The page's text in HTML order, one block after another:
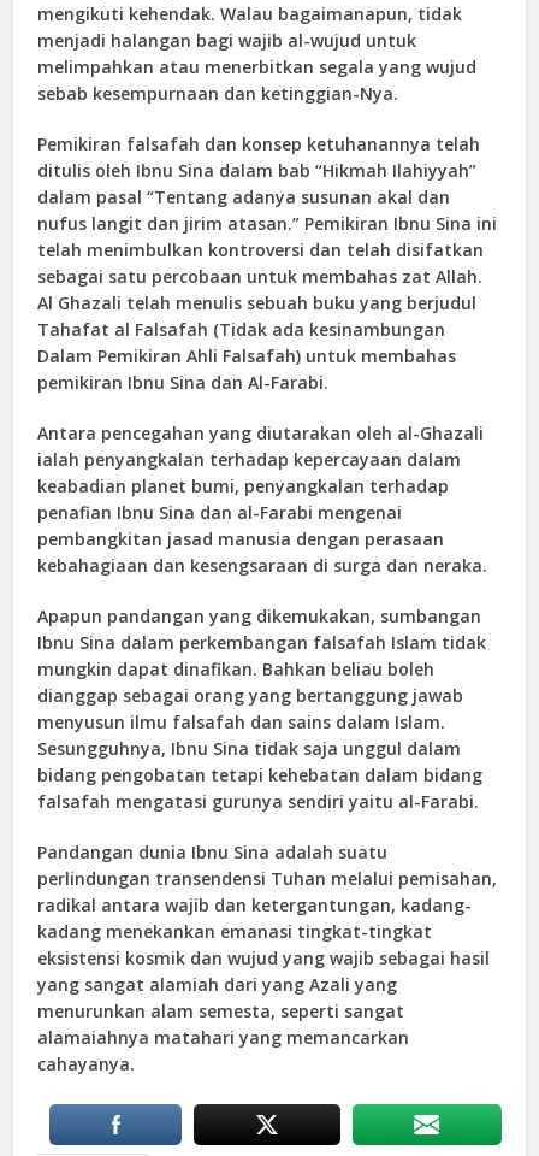
mengikuti kehendak. Walau bagaimanapun, tidak
menjadi halangan bagi wajib al-wujud untuk
melimpahkan atau menerbitkan segala yang wujud
sebab kesempurnaan dan ketinggian-Nya.
Pemikiran falsafah dan konsep ketuhanannya telah
ditulis oleh Ibnu Sina dalam bab “Hikmah Ilahiyyah”
dalam pasal “Tentang adanya susunan akal dan
nufus langit dan jirim atasan.” Pemikiran Ibnu Sina ini
telah menimbulkan kontroversi dan telah disifatkan
sebagai satu percobaan untuk membahas zat Allah.
Al Ghazali telah menulis sebuah buku yang berjudul
Tahafat al Falsafah (Tidak ada kesinambungan
Dalam Pemikiran Ahli Falsafah) untuk membahas
pemikiran Ibnu Sina dan Al-Farabi.
Antara pencegahan yang diutarakan oleh al-Ghazali
ialah penyangkalan terhadap kepercayaan dalam
keabadian planet bumi, penyangkalan terhadap
penafian Ibnu Sina dan al-Farabi mengenai
pembangkitan jasad manusia dengan perasaan
kebahagiaan dan kesengsaraan di surga dan neraka.
Apapun pandangan yang dikemukakan, sumbangan
Ibnu Sina dalam perkembangan falsafah Islam tidak
mungkin dapat dinafikan. Bahkan beliau boleh
dianggap sebagai orang yang bertanggung jawab
menyusun ilmu falsafah dan sains dalam Islam.
Sesungguhnya, Ibnu Sina tidak saja unggul dalam
bidang pengobatan tetapi kehebatan dalam bidang
falsafah mengatasi gurunya sendiri yaitu al-Farabi.
Pandangan dunia Ibnu Sina adalah suatu
perlindungan transendensi Tuhan melalui pemisahan,
radikal antara wajib dan ketergantungan, kadang-
kadang menekankan emanasi tingkat-tingkat
eksistensi kosmik dan wujud yang wajib sebagai hasil
yang sangat alamiah dari yang Azali yang
menurunkan alam semesta, seperti sangat
alamaiahnya matahari yang memancarkan
cahayanya.